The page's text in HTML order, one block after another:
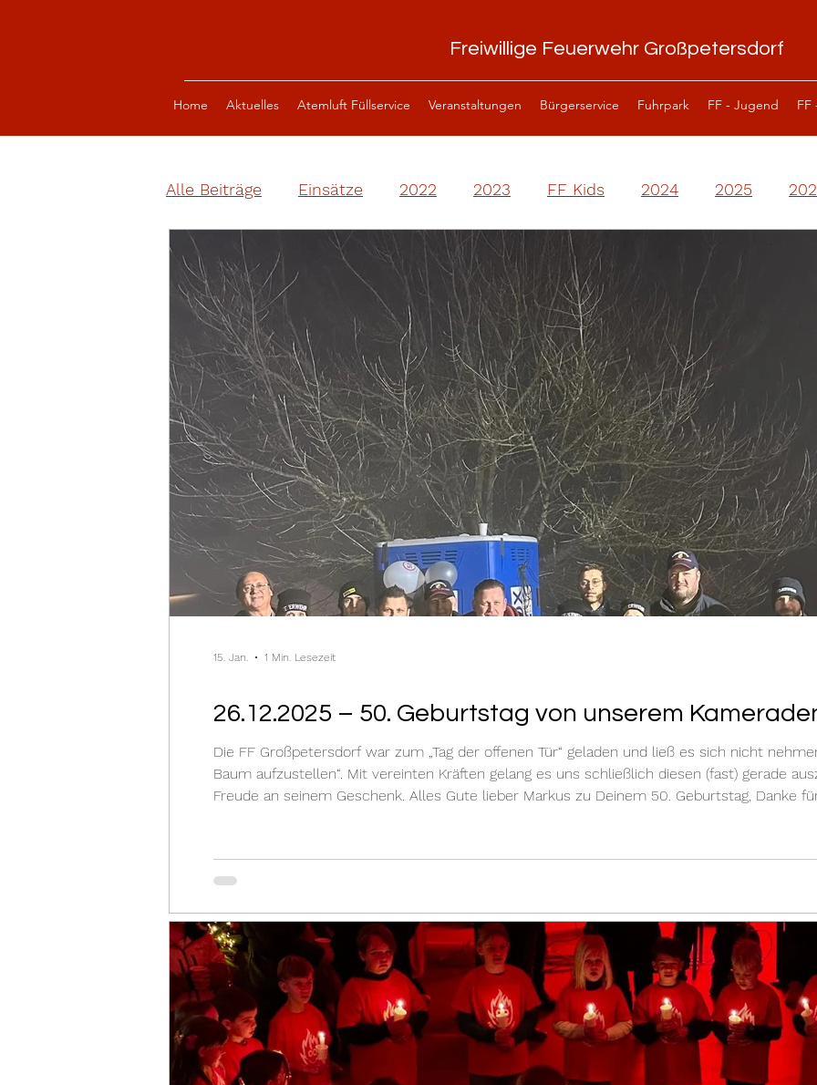
Freiwillige Feuerwehr Großpetersdorf
Home Aktuelles Atemluft Füllservice Veranstaltungen Bürgerservice Fuhrpark FF - Jugend FF
Alle Beiträge Einsätze 2022 2023 FF Kids 2024 2025
26.12.2025 – 50. Geburtstag von unserem
Die FF Großpetersdorf war zum „Tag der offenen Tür“ geladen und ließ es sich nicht
Baum aufzustellen“. Mit vereinten Kräften gelang es uns schließlich diesen (fast) gerade auszurichten und Markus hatte sichtlich
Freude an seinem Geschenk. Alles Gute lieber Markus zu Deinem 50. Geburtstag, Danke für Deinen Einsatz und für Dein Engagement
15. Jan. 1 Min. Lesezeit